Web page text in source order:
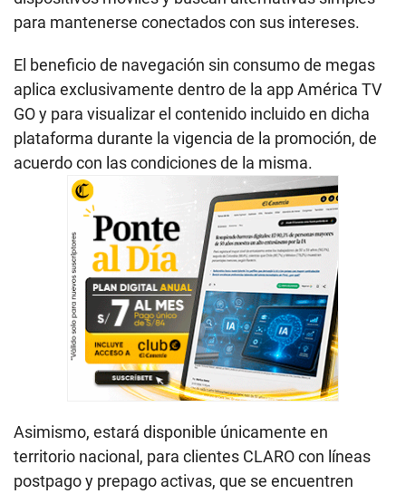
para mantenerse conectados con sus intereses.
El beneficio de navegación sin consumo de megas
aplica exclusivamente dentro de la app América TV
GO y para visualizar el contenido incluido en dicha
plataforma durante la vigencia de la promoción, de
acuerdo con las condiciones de la misma.
Asimismo, estará disponible únicamente en
territorio nacional, para clientes CLARO con líneas
postpago y prepago activas, que se encuentren